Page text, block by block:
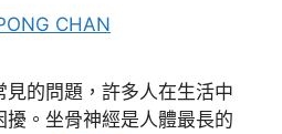
CHAN
的問題，許多人在生活中
。坐骨神經是人體最長的